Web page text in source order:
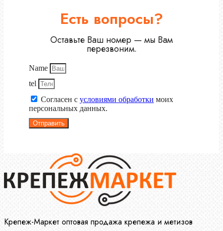
Есть вопросы?
Оставьте Ваш номер — мы Вам
перезвоним.
Name
tel
Согласен с условиями обработки моих
персональных данных.
Отправить
Крепеж-Маркет оптовая продажа крепежа и метизов